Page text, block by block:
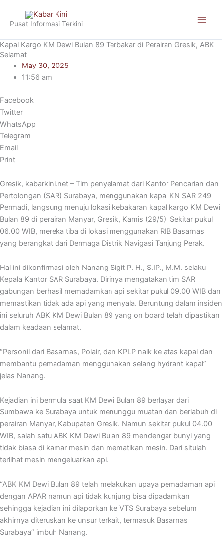
content
Pusat Informasi Terkini
Kapal Kargo KM Dewi Bulan 89 Terbakar di Perairan Gresik, ABK
Selamat
May 30, 2025
11:56 am
Facebook
Twitter
WhatsApp
Telegram
Email
Print
Gresik, kabarkini.net – Tim penyelamat dari Kantor Pencarian dan
Pertolongan (SAR) Surabaya, menggunakan kapal KN SAR 249
Permadi, langsung menuju lokasi kebakaran kapal kargo KM Dewi
Bulan 89 di perairan Manyar, Gresik, Kamis (29/5). Sekitar pukul
06.00 WIB, mereka tiba di lokasi menggunakan RIB Basarnas
yang berangkat dari Dermaga Distrik Navigasi Tanjung Perak.
Hal ini dikonfirmasi oleh Nanang Sigit P. H., S.IP., M.M. selaku
Kepala Kantor SAR Surabaya. Dirinya mengatakan tim SAR
gabungan berhasil memadamkan api sekitar pukul 09.00 WIB dan
memastikan tidak ada api yang menyala. Beruntung dalam insiden
ini seluruh ABK KM Dewi Bulan 89 yang on board telah dipastikan
dalam keadaan selamat.
“Personil dari Basarnas, Polair, dan KPLP naik ke atas kapal dan
membantu pemadaman menggunakan selang hydrant kapal”
jelas Nanang.
Kejadian ini bermula saat KM Dewi Bulan 89 berlayar dari
Sumbawa ke Surabaya untuk menunggu muatan dan berlabuh di
perairan Manyar, Kabupaten Gresik. Namun sekitar pukul 04.00
WIB, salah satu ABK KM Dewi Bulan 89 mendengar bunyi yang
tidak biasa di kamar mesin dan mematikan mesin. Dari situlah
terlihat mesin mengeluarkan api.
“ABK KM Dewi Bulan 89 telah melakukan upaya pemadaman api
dengan APAR namun api tidak kunjung bisa dipadamkan
sehingga kejadian ini dilaporkan ke VTS Surabaya sebelum
akhirnya diteruskan ke unsur terkait, termasuk Basarnas
Surabaya” imbuh Nanang.